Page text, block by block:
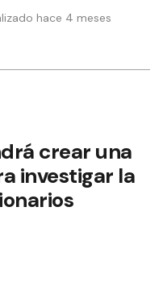
hace 4 meses
crear una
investigar la